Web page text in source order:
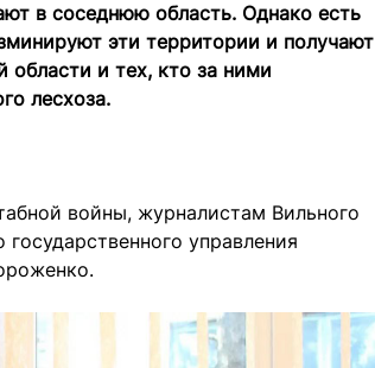
в соседнюю область. Однако есть
эти территории и получают
и тех, кто за ними
лесхоза.
войны, журналистам Вильного
управления